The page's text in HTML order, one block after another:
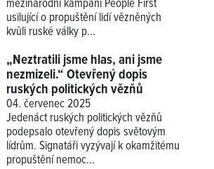
mezinárodní kampani People First
usilující o propuštění lidí vězněných
kvůli ruské války p...
„Neztratili jsme hlas, ani jsme
nezmizeli.“ Otevřený dopis
ruských politických vězňů
04. červenec 2025
Jedenáct ruských politických vězňů
podepsalo otevřený dopis světovým
lídrům. Signatáři vyzývají k okamžitému
propuštění nemoc...